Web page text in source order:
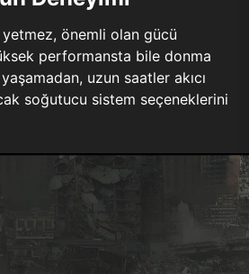
önemli olan gücü
performansta bile donma
uzun saatler akıcı
soğutucu sistem seçeneklerini